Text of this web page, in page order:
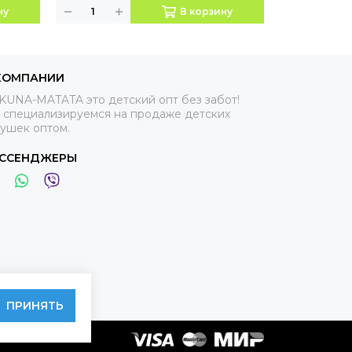
В корзину
MATATA это детский опт без забот!
на продаже детских
оптом.
ПРИНЯТЬ